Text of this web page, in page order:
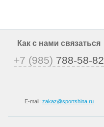
Как с нами связаться
+7 (985) 788-58-82
E-mail: zakaz@sportshina.ru